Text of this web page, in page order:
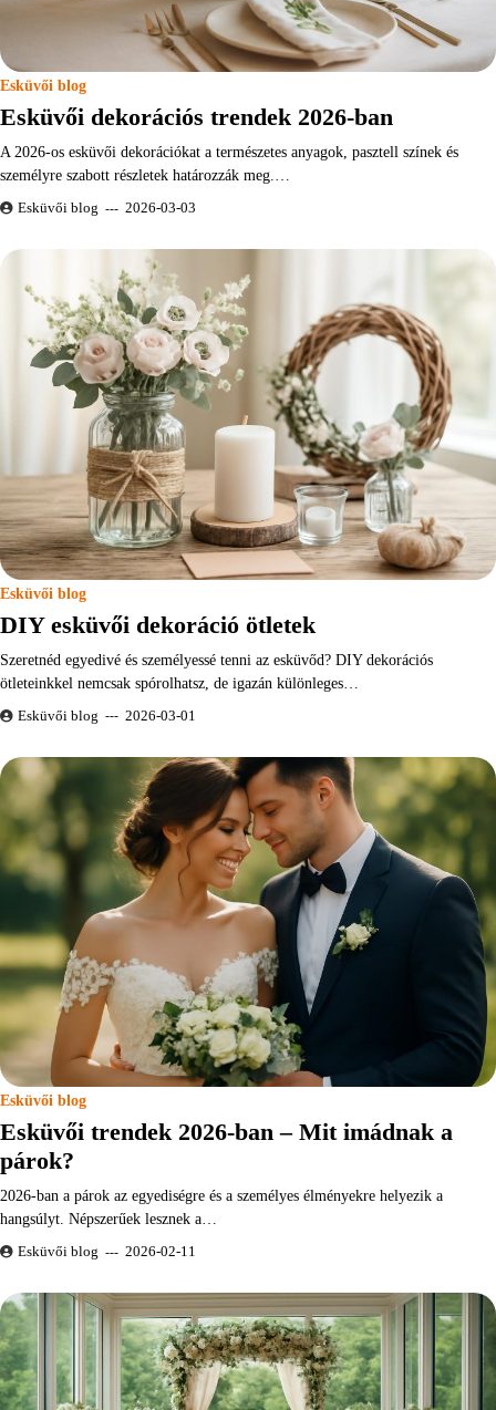
Esküvői blog
Esküvői dekorációs trendek 2026-ban
A 2026-os esküvői dekorációkat a természetes anyagok, pasztell színek és
személyre szabott részletek határozzák meg.…
Esküvői blog 2026-03-03
Esküvői blog
DIY esküvői dekoráció ötletek
Szeretnéd egyedivé és személyessé tenni az esküvőd? DIY dekorációs
ötleteinkkel nemcsak spórolhatsz, de igazán különleges…
Esküvői blog 2026-03-01
Esküvői blog
Esküvői trendek 2026-ban – Mit imádnak a
párok?
2026-ban a párok az egyediségre és a személyes élményekre helyezik a
hangsúlyt. Népszerűek lesznek a…
Esküvői blog 2026-02-11